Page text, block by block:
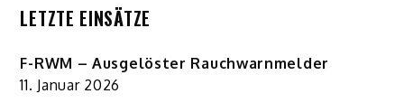
LETZTE EINSÄTZE
F-RWM – Ausgelöster Rauchwarnmelder
11. Januar 2026